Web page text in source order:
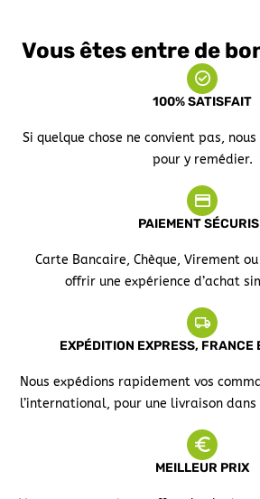
Vous êtes entre de
100% SATISFAIT
Si quelque chose ne convient pas,
pour y remédier.
PAIEMENT
Carte Bancaire, Chèque, Virement
offrir une expérience d’achat
EXPÉDITION EXPRESS, FRANCE
Nous expédions rapidement vos
l’international, pour une livraison
MEILLEUR PRIX